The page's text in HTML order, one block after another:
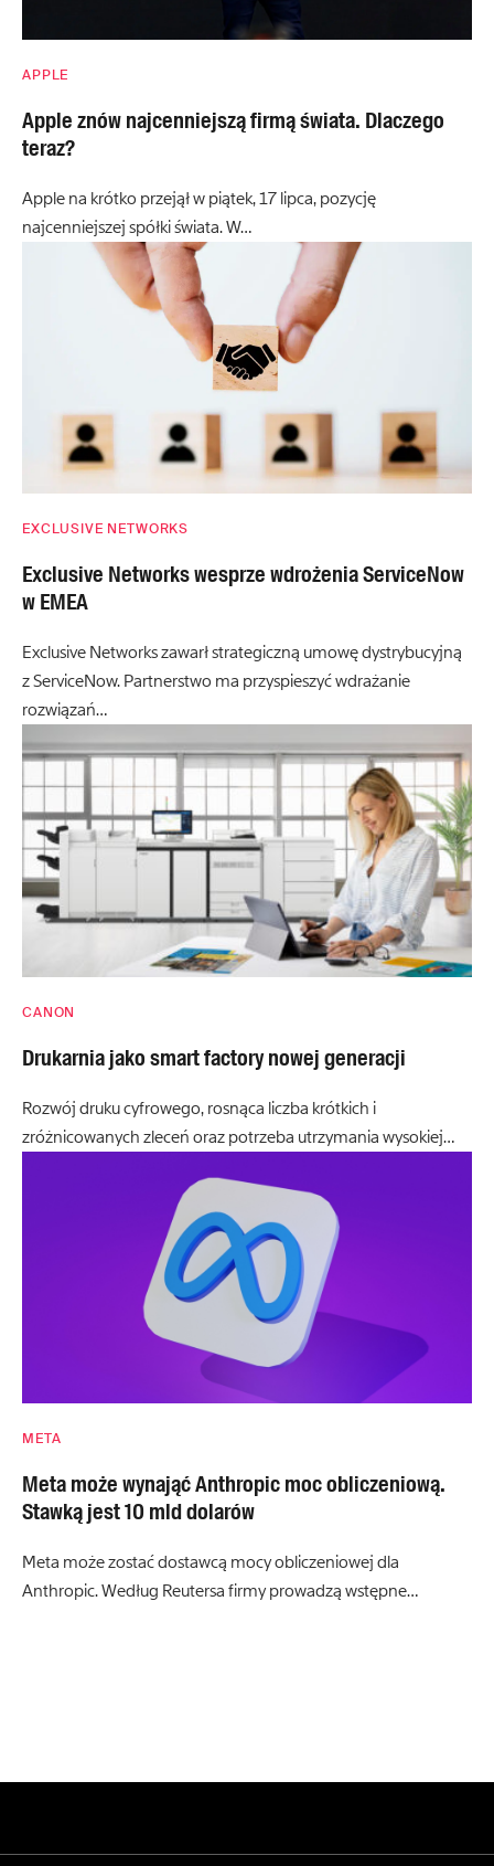
APPLE
Apple znów najcenniejszą firmą świata. Dlaczego
teraz?
Apple na krótko przejął w piątek, 17 lipca, pozycję
najcenniejszej spółki świata. W…
EXCLUSIVE NETWORKS
Exclusive Networks wesprze wdrożenia ServiceNow
w EMEA
Exclusive Networks zawarł strategiczną umowę dystrybucyjną
z ServiceNow. Partnerstwo ma przyspieszyć wdrażanie
rozwiązań…
CANON
Drukarnia jako smart factory nowej generacji
Rozwój druku cyfrowego, rosnąca liczba krótkich i
zróżnicowanych zleceń oraz potrzeba utrzymania wysokiej…
META
Meta może wynająć Anthropic moc obliczeniową.
Stawką jest 10 mld dolarów
Meta może zostać dostawcą mocy obliczeniowej dla
Anthropic. Według Reutersa firmy prowadzą wstępne…